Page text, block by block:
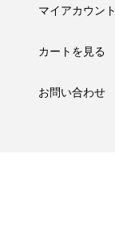
マイアカウント
カートを見る
お問い合わせ